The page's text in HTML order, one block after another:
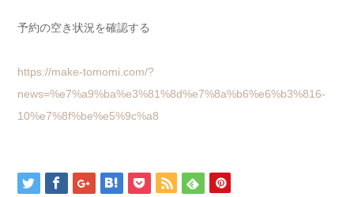
予約の空き状況を確認する
https://make-tomomi.com/?
news=%e7%a9%ba%e3%81%8d%e7%8a%b6%e6%b3%816-
10%e7%8f%be%e5%9c%a8